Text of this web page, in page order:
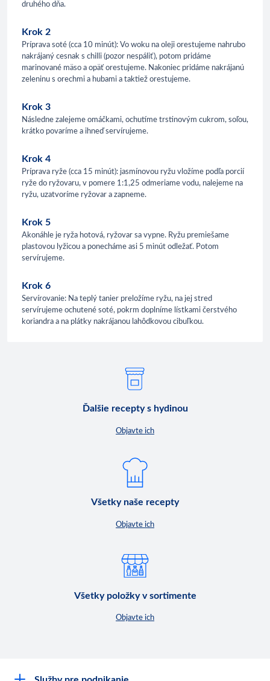
druhého dňa.
Krok 2
Príprava soté (cca 10 minút): Vo woku na oleji orestujeme nahrubo
nakrájaný cesnak s chilli (pozor nespáliť), potom pridáme
marinované mäso a opäť orestujeme. Nakoniec pridáme nakrájanú
zeleninu s orechmi a hubami a taktiež orestujeme.
Krok 3
Následne zalejeme omáčkami, ochutíme trstinovým cukrom, soľou,
krátko povaríme a ihneď servírujeme.
Krok 4
Príprava ryže (cca 15 minút): jasmínovou ryžu vložíme podľa porcií
ryže do ryžovaru, v pomere 1:1,25 odmeriame vodu, nalejeme na
ryžu, uzatvoríme ryžovar a zapneme.
Krok 5
Akonáhle je ryža hotová, ryžovar sa vypne. Ryžu premiešame
plastovou lyžicou a ponecháme asi 5 minút odležať. Potom
servírujeme.
Krok 6
Servírovanie: Na teplý tanier preložíme ryžu, na jej stred
servírujeme ochutené soté, pokrm doplníme lístkami čerstvého
koriandra a na plátky nakrájanou lahôdkovou cibuľkou.
Ďalšie recepty s hydinou
Objavte ich
Všetky naše recepty
Objavte ich
Všetky položky v sortimente
Objavte ich